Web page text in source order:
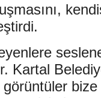
Kartal
bize